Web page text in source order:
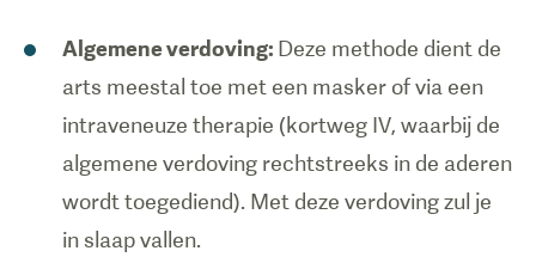
Algemene verdoving: Deze methode dient de
arts meestal toe met een masker of via een
intraveneuze therapie (kortweg IV, waarbij de
algemene verdoving rechtstreeks in de aderen
wordt toegediend). Met deze verdoving zul je
in slaap vallen.